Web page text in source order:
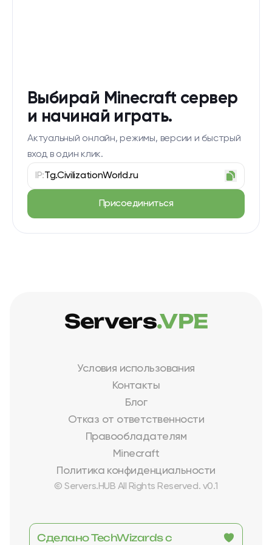
Выбирай Minecraft сервер
и начинай играть.
Актуальный онлайн, режимы, версии и быстрый
вход в один клик.
IP:Tg.CivilizationWorld.ru
Присоединиться
Условия использования
Контакты
Блог
Отказ от ответственности
Правообладателям
Minecraft
Политика конфиденциальности
© Servers.HUB All Rights Reserved. v0.1
Servers.VPE
Сделано TechWizards с